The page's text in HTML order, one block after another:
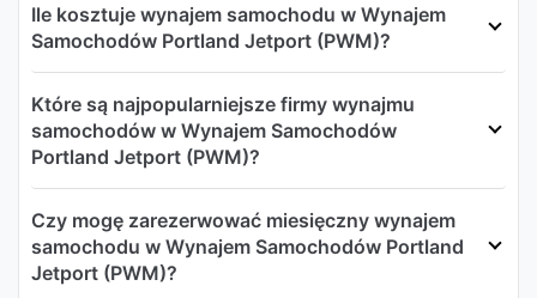
Ile kosztuje wynajem samochodu w Wynajem
Samochodów Portland Jetport (PWM)?
Które są najpopularniejsze firmy wynajmu
samochodów w Wynajem Samochodów
Portland Jetport (PWM)?
Czy mogę zarezerwować miesięczny wynajem
samochodu w Wynajem Samochodów Portland
Jetport (PWM)?